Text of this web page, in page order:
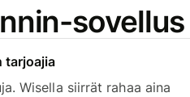
sovellus
tarjoajia
Wisella siirrät rahaa aina